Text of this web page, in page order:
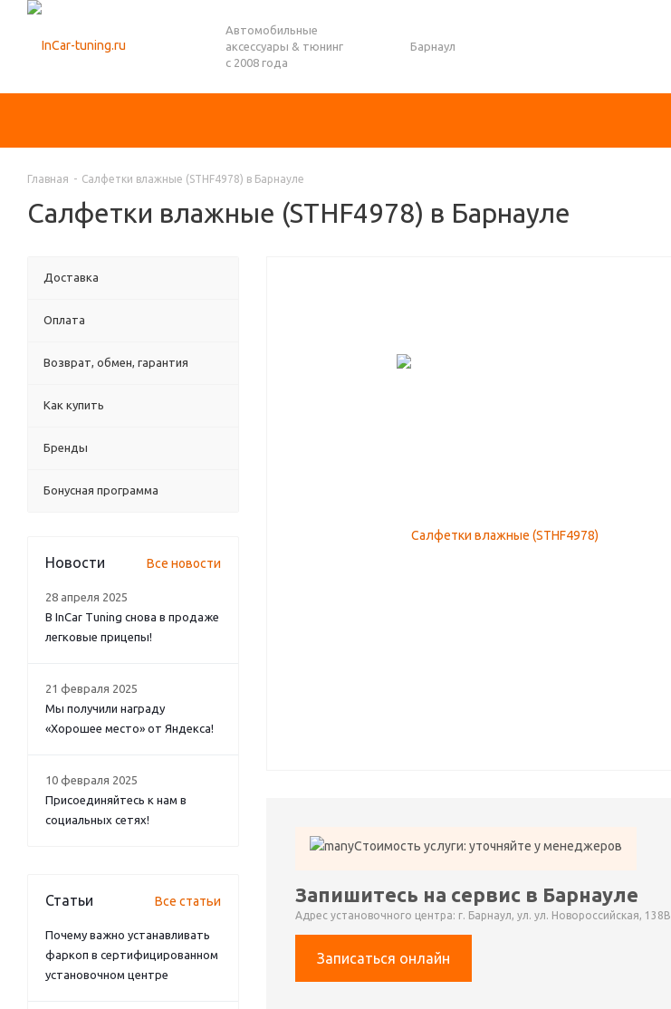
Автомобильные
аксессуары & тюнинг
с 2008 года
Барнаул
Главная - Салфетки влажные (STHF4978) в Барнауле
Салфетки влажные (STHF4978) в Барнауле
Стоимость услуги: уточняйте у менеджеров
Запишитесь на сервис в Барнауле
Адрес установочного центра: г. Барнаул, ул. ул. Новороссийская, 138В
Записаться онлайн
Доставка
Оплата
Возврат, обмен, гарантия
Как купить
Бренды
Бонусная программа
Новости Все новости
28 апреля 2025
В InCar Tuning снова в продаже
легковые прицепы!
21 февраля 2025
Мы получили награду
«Хорошее место» от Яндекса!
10 февраля 2025
Присоединяйтесь к нам в
социальных сетях!
Статьи Все статьи
Почему важно устанавливать
фаркоп в сертифицированном
установочном центре